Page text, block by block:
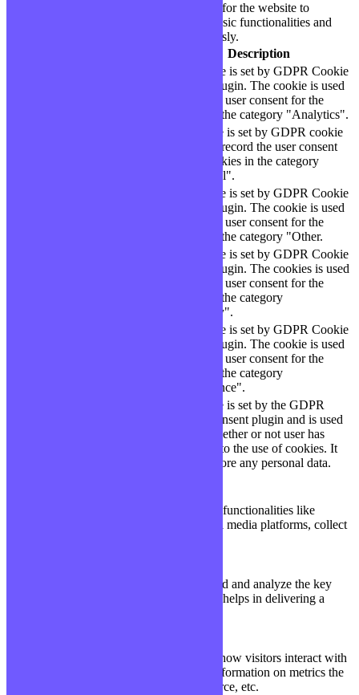
Necessary cookies are absolutely essential for the website to
function properly. These cookies ensure basic functionalities and
security features of the website, anonymously.
Description
This cookie is set by GDPR Cookie
Consent plugin. The cookie is used
to store the user consent for the
cookies in the category "Analytics".
The cookie is set by GDPR cookie
consent to record the user consent
for the cookies in the category
"Functional".
This cookie is set by GDPR Cookie
Consent plugin. The cookie is used
to store the user consent for the
cookies in the category "Other.
This cookie is set by GDPR Cookie
Consent plugin. The cookies is used
to store the user consent for the
cookies in the category
"Necessary".
This cookie is set by GDPR Cookie
Consent plugin. The cookie is used
to store the user consent for the
cookies in the category
"Performance".
The cookie is set by the GDPR
Cookie Consent plugin and is used
to store whether or not user has
consented to the use of cookies. It
does not store any personal data.
Functional cookies help to perform certain functionalities like
sharing the content of the website on social media platforms, collect
Performance cookies are used to understand and analyze the key
performance indexes of the website which helps in delivering a
Analytical cookies are used to understand how visitors interact with
the website. These cookies help provide information on metrics the
number of visitors, bounce rate, traffic source, etc.